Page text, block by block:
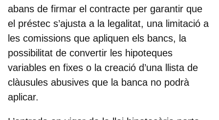
abans de firmar el contracte per garantir que
el préstec s’ajusta a la legalitat, una limitació a
les comissions que apliquen els bancs, la
possibilitat de convertir les hipoteques
variables en fixes o la creació d’una llista de
clàusules abusives que la banca no podrà
aplicar.